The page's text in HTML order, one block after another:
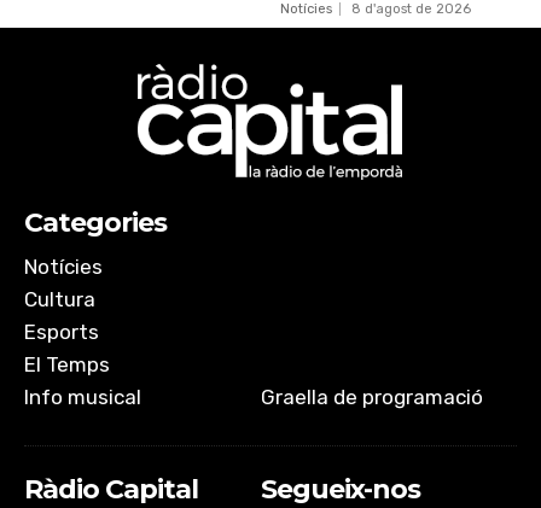
Notícies 8 d'agost de 2026
Categories
Notícies
Cultura
Esports
El Temps
Info musical
Graella de programació
Ràdio Capital Segueix-nos